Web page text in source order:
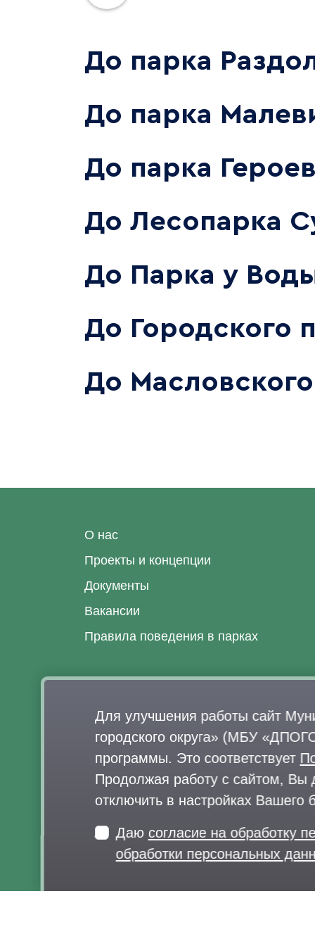
До парка
До парка
До парка
До Лесопарка
До Парка у
До Городского
До
О нас
Проекты и концепции
Документы
Вакансии
Правила поведения в парках
МБУ «Дирекция парков Одинцовского
округа»
Для улучшения работы сайт
городского округа» (МБУ
программы. Это соответствует
Продолжая работу с сайтом, Вы
отключить в настройках Вашего
Даю согласие на обработку
обработки персональных